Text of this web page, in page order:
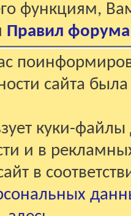
функциям,
Правил форума
сайта
куки-файлы
и в
в